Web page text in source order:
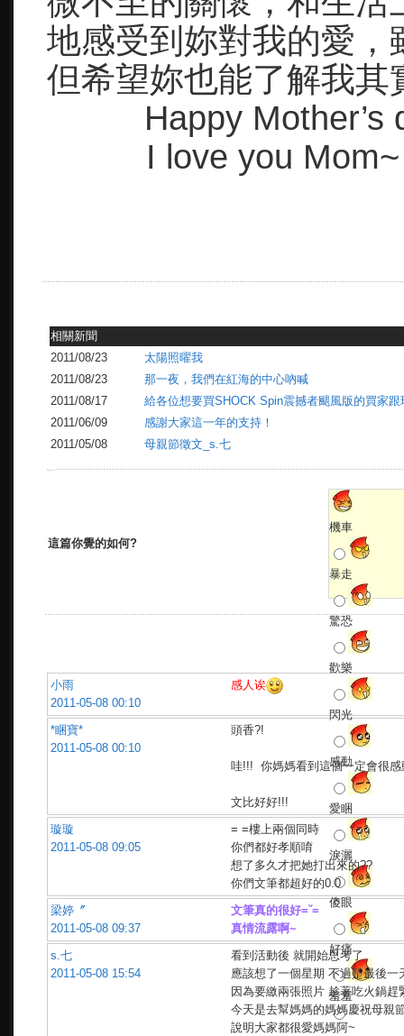
地感受到妳對我的愛
但希望妳也能了解我其
Happy Mother’s
I love you Mom~
相關新聞
2011/08/23
太陽照曜我
2011/08/23
那一夜，我們在紅海的中心吶喊
2011/08/17
給各位想要買SHOCK Spin震撼者颶風版的買家跟
2011/06/09
感謝大家這一年的支持！
2011/05/08
母親節徵文_s.七
這篇你覺的如何?
機車
暴走
驚恐
歡樂
閃光
感動
愛睏
淚灑
傻眼
好痛
羞羞
小雨
2011-05-08 00:10
感人诶
*睏寶*
2011-05-08 00:10
頭香?!
哇!!! 你媽媽看到這個一定會很感
文比好好!!!
璇璇
2011-05-08 09:05
= =樓上兩個同時
你們都好孝順唷
想了多久才把她打出來的??
你們文筆都超好的0.0
梁婷〞
2011-05-08 09:37
文筆真的很好=ˇ=
真情流露啊~
s.七
2011-05-08 15:54
看到活動後 就開始思考了
應該想了一個星期 不過是最後
因為要繳兩張照片 趁著吃火鍋趕
今天是去幫媽媽的媽媽慶祝母親
說明大家都很愛媽媽阿~